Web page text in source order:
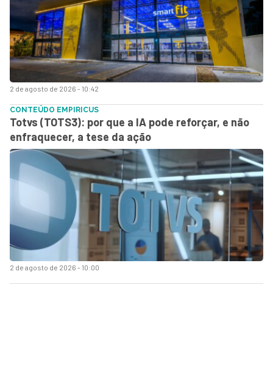
2 de agosto de 2026 - 10:42
2 de agosto de 2026 - 10:00
CONTEÚDO EMPIRICUS
Totvs (TOTS3): por que a IA pode reforçar, e não
enfraquecer, a tese da ação